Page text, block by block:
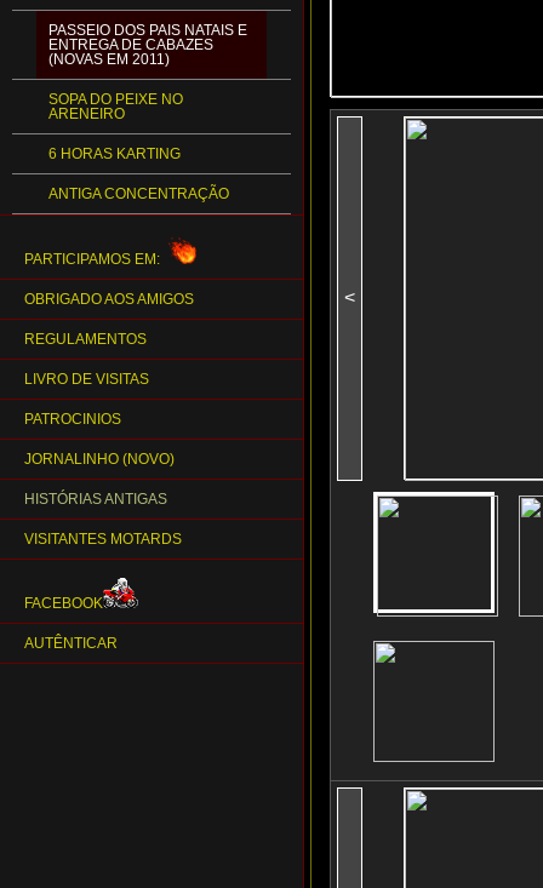
PASSEIO DOS PAIS NATAIS E
ENTREGA DE CABAZES
(NOVAS EM 2011)
SOPA DO PEIXE NO
ARENEIRO
6 HORAS KARTING
ANTIGA CONCENTRAÇÃO
PARTICIPAMOS EM:
OBRIGADO AOS AMIGOS
REGULAMENTOS
LIVRO DE VISITAS
PATROCINIOS
JORNALINHO (NOVO)
HISTÓRIAS ANTIGAS
VISITANTES MOTARDS
FACEBOOK
AUTÊNTICAR
<